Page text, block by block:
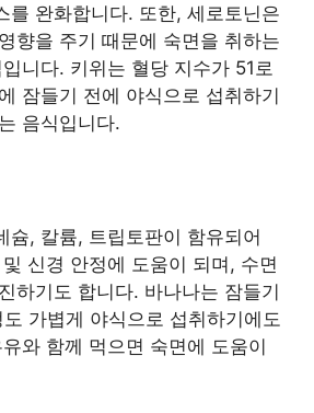
를 완화합니다. 또한, 세로토닌은
향을 주기 때문에 숙면을 취하는
니다. 키위는 혈당 지수가 51로
잠들기 전에 야식으로 섭취하기
음식입니다.
슘, 칼륨, 트립토판이 함유되어
신경 안정에 도움이 되며, 수면
하기도 합니다. 바나나는 잠들기
가볍게 야식으로 섭취하기에도
와 함께 먹으면 숙면에 도움이